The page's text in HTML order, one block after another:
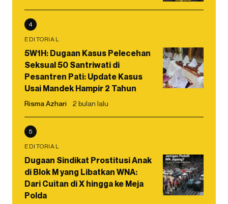
4
EDITORIAL
5W1H: Dugaan Kasus Pelecehan
Seksual 50 Santriwati di
Pesantren Pati: Update Kasus
Usai Mandek Hampir 2 Tahun
Risma Azhari 2 bulan lalu
5
EDITORIAL
Dugaan Sindikat Prostitusi Anak
di Blok M yang Libatkan WNA:
Dari Cuitan di X hingga ke Meja
Polda